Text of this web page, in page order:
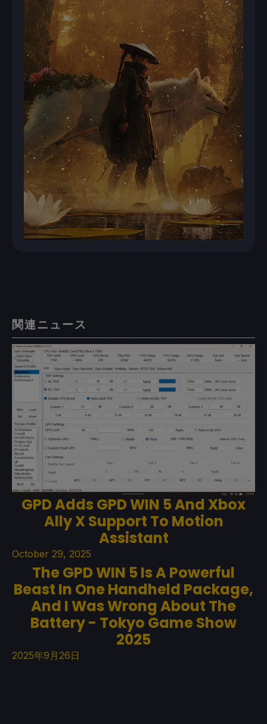
関連ニュース
GPD Adds GPD WIN 5 And Xbox
Ally X Support To Motion
Assistant
October 29, 2025
The GPD WIN 5 Is A Powerful
Beast In One Handheld Package,
And I Was Wrong About The
Battery - Tokyo Game Show
2025
2025年9月26日